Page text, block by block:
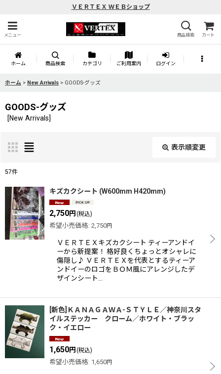
ＶＥＲＴＥＸ ＷＥＢショップ
メニュー 商品検索 カート
ホーム 商品検索 カテゴリ ご利用案内 ログイン
ホーム > New Arrivals > GOODS-グッズ
GOODS-グッズ
[New Arrivals]
表示順変更
表示数:
57件
キズカクシート (W600mm H420mm)
2,750円 (税込)
希望小売価格: 2,750円
ＶＥＲＴＥＸキズカクシート ティーアンドイ
ーから新提案！ 格好良くちょっとオシャレに
傷隠し♪ ＶＥＲＴＥＸを代表とするティーア
ンドイーのロゴをＢＯＭ風にアレンジしたデ
ザインシート…
[新色]ＫＡＮＡＧＡＷＡ-ＳＴＹＬＥ／神奈川スタ
イルステッカー クローム／ホワイト・ブラッ
ク・イエロー
1,650円 (税込)
希望小売価格: 1,650円